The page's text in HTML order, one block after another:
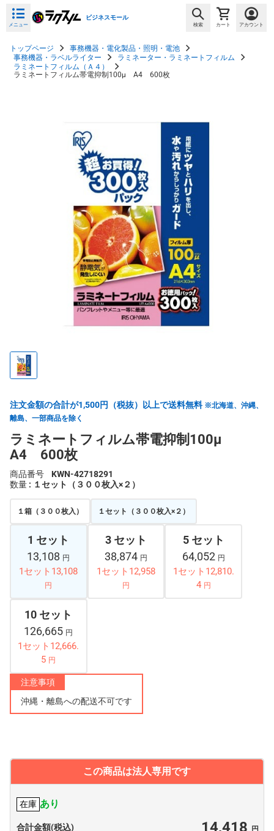
メニュー
ビジネスモール
検索 カート アカウント
トップページ
事務機器・電化製品・照明・電池
事務機器・ラベルライター
ラミネーター・ラミネートフィルム
ラミネートフィルム（Ａ４）
ラミネートフィルム帯電抑制100μ A4 600枚
注文金額の合計が1,500円（税抜）以上で送料無料 ※北海道、沖縄、
離島、一部商品を除く
ラミネートフィルム帯電抑制100μ
A4 600枚
商品番号
KWN-42718291
数量 : １セット（３００枚入×２）
１箱（３００枚入） １セット（３００枚入×２）
1 セット
13,108 円
1セット13,108
円
3 セット
38,874 円
1セット12,958
円
5 セット
64,052 円
1セット12,810.
4 円
10 セット
126,665 円
1セット12,666.
5 円
注意事項
沖縄・離島への配送不可です
この商品は法人専用です
在庫 あり
合計金額(税込) 14,418